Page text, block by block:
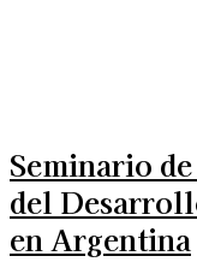
Seminario
del
en Argentina